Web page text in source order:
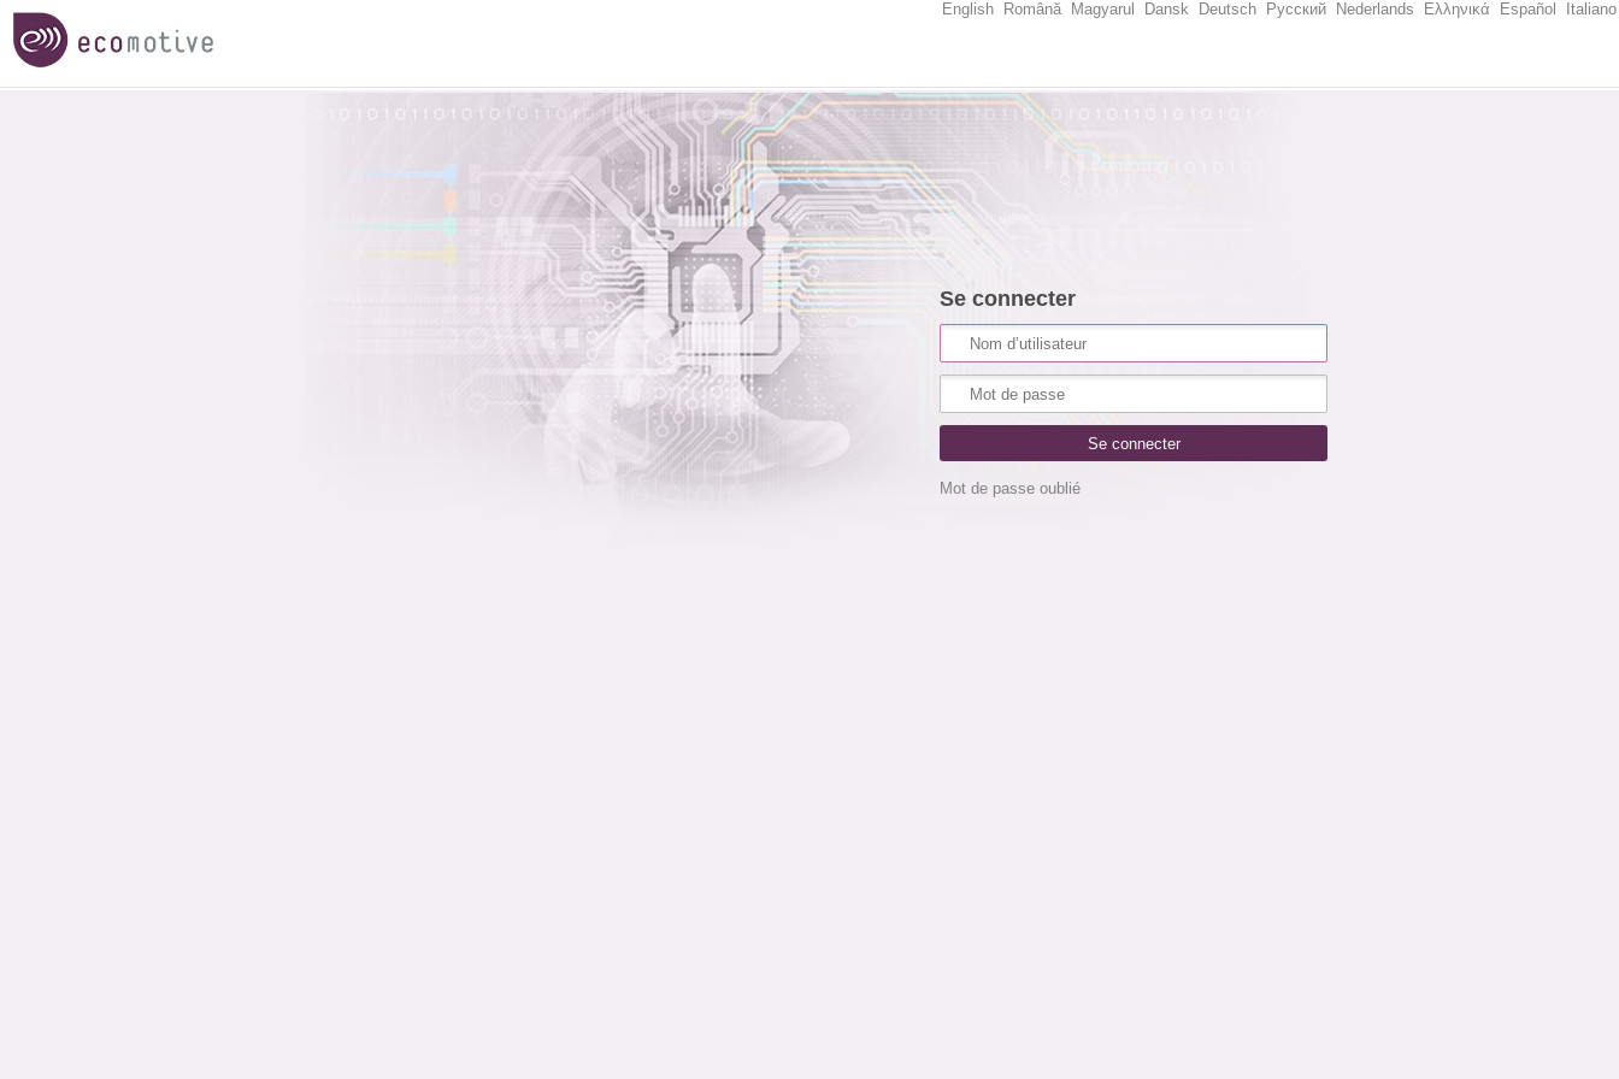
English Română Magyarul Dansk Deutsch Русский Nederlands Ελληνικά Español Italiano
Se connecter
Mot de passe oublié